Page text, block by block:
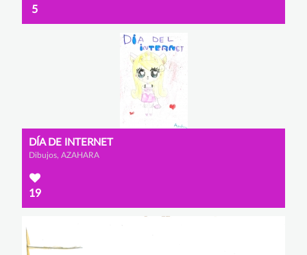
5
DÍA DE INTERNET
Dibujos, AZAHARA
19